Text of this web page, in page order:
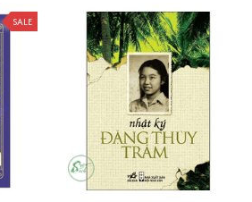
SALE